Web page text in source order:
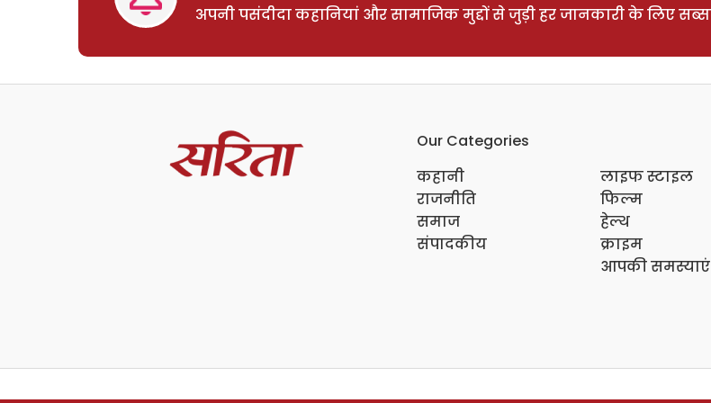
अपनी पसंदीदा कहानियां और सामाजिक मुद्दों से जुड़ी हर जानकारी के लिए
Our Categories
कहानी
राजनीति
समाज
संपादकीय
लाइफ स्टाइल
फिल्म
हेल्थ
क्राइम
आपकी समस्याएं